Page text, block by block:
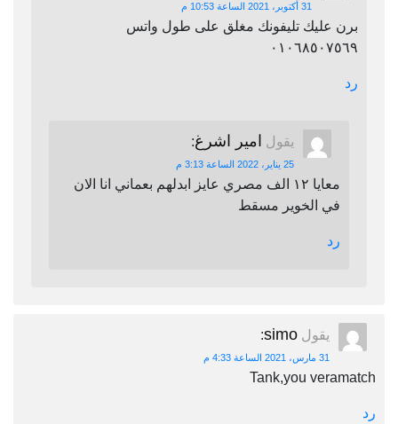
31 أكتوبر، 2021 الساعة 10:53 م
برن عليك تليفونك مغلق على طول واتس
٠١٠٦٨٥٠٧٥٦٩
رد
يقول امير اشرغ:
25 يناير، 2022 الساعة 3:13 م
معايا ١٢ الف مصري عايز ابدلهم بعماني انا الان
في الخوير مسقط
رد
يقول simo
:
31 مارس، 2021 الساعة 4:33 م
Tank,you veramatch
رد